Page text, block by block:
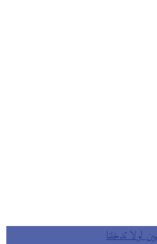
تدخلنا